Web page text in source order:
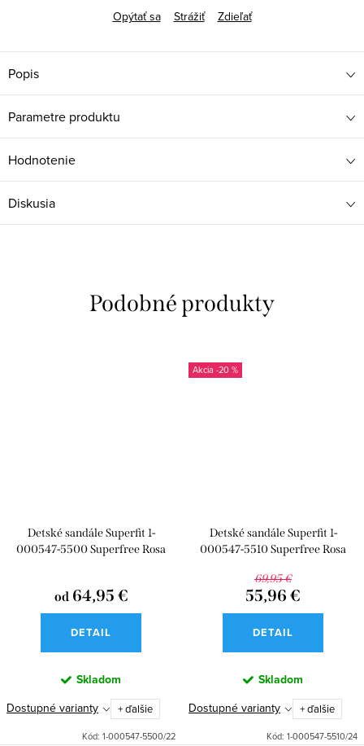
Opýtať sa
Strážiť Zdieľať
Popis
Parametre produktu
Hodnotenie
Diskusia
Detské sandále Superfit 1-
000547-5500 Superfree Rosa
od64,95 €
DETAIL
Skladom
Dostupné varianty + ďalšie
Kód: 1-000547-5500/22
-20 %
Detské sandále Superfit 1-
000547-5510 Superfree Rosa
69,95 €
55,96 €
DETAIL
Skladom
Dostupné varianty + ďalšie
Kód: 1-000547-5510/24